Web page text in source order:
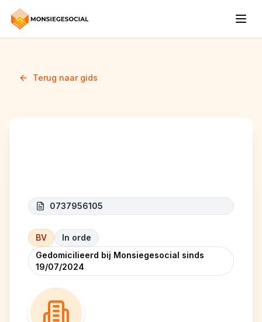
Terug naar gids
0737956105
BV
In orde
Gedomicilieerd bij Monsiegesocial sinds
19/07/2024